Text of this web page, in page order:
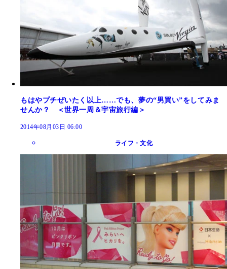
もはやプチぜいたく以上……でも、夢の“男買い”をしてみま
せんか？ ＜世界一周＆宇宙旅行編＞
2014年08月03日 06:00
ライフ・文化